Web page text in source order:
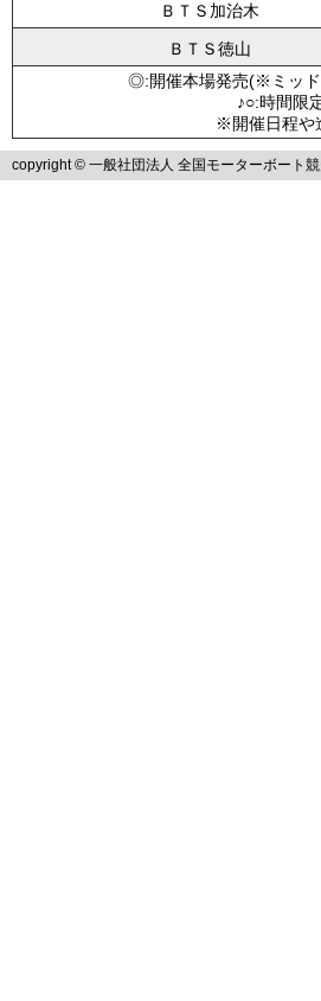
ＢＴＳ加治木
ＢＴＳ徳山
◎:開催本場発売(※ミッ
♪○:時間
※開催日程や
copyright © 一般社団法人 全国モーターボート